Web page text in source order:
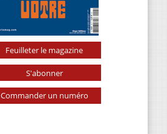
Feuilleter le magazine
S'abonner
Commander un numéro